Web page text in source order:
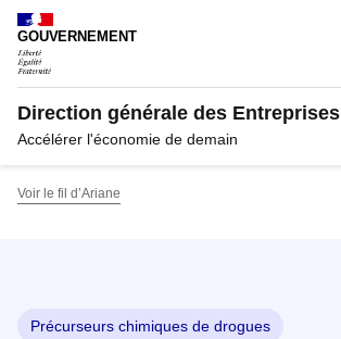
Panneau de gestion des cookies
GOUVERNEMENT
Direction générale des Entreprises
Accélérer l'économie de demain
Voir le fil d’Ariane
Précurseurs chimiques de drogues